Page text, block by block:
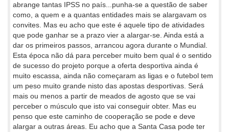
abrange tantas IPSS no país...punha-se a questão de saber
como, a quem e a quantas entidades mais se alargavam os
convites. Mas eu acho que este é aquele tipo de atividades
que pode ganhar se a prazo vier a alargar-se. Ainda está a
dar os primeiros passos, arrancou agora durante o Mundial.
Esta época não dá para perceber muito bem qual é o sentido
de sucesso do projeto porque a oferta desportiva ainda é
muito escassa, ainda não começaram as ligas e o futebol tem
um peso muito grande nisto das apostas desportivas. Será
mais ou menos a partir de meados de agosto que se vai
perceber o músculo que isto vai conseguir obter. Mas eu
penso que este caminho de cooperação se pode e deve
alargar a outras áreas. Eu acho que a Santa Casa pode ter